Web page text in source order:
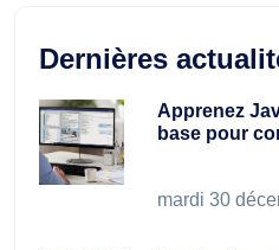
Dernières
Apprenez
base pour
mardi 30